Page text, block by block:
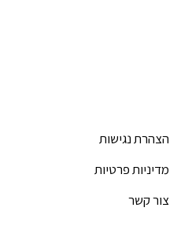
הצהרת נגישות
מדיניות פרטיות
צור קשר